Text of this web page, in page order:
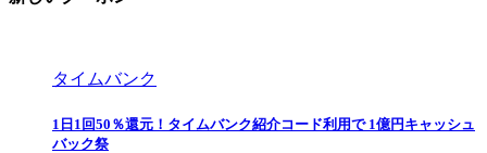
タイムバンク
1日1回50％還元！タイムバンク紹介コード利用で 1億円キャッシュ
バック祭